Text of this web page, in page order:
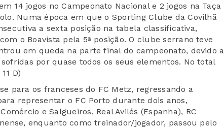
14 jogos no Campeonato Nacional e 2 jogos na Taça
. Numa época em que o Sporting Clube da Covilhã
a sexta posição na tabela classificativa,
o Boavista pela 5ª posição. O clube serrano teve
em queda na parte final do campeonato, devido a
por quase todos os seus elementos. No total
D)
para os franceses do FC Metz, regressando a
representar o FC Porto durante dois anos,
eSalgueiros, Real Avilés (Espanha), RC
enquanto como treinador/jogador, passou pelo